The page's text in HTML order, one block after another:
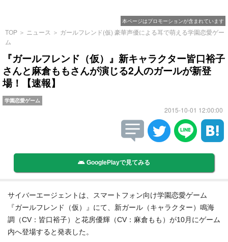
本ページはプロモーションが含まれています
TOP ＞ ニュース ＞ ガールフレンド(仮) 豪華声優による耳で萌える学園恋愛ゲー
ム
『ガールフレンド（仮）』新キャラクター皆口裕子
さんと麻倉ももさんが演じる2人のガールが新登
場！【速報】
学園恋愛ゲーム
2015-10-01 12:00:00
GooglePlayで見てみる
サイバーエージェントは、スマートフォン向け学園恋愛ゲーム
『ガールフレンド（仮）』にて、新ガール（キャラクター）鳴海
調（CV：皆口裕子）と花房優輝（CV：麻倉もも）が10月にゲーム
内へ登場すると発表した。